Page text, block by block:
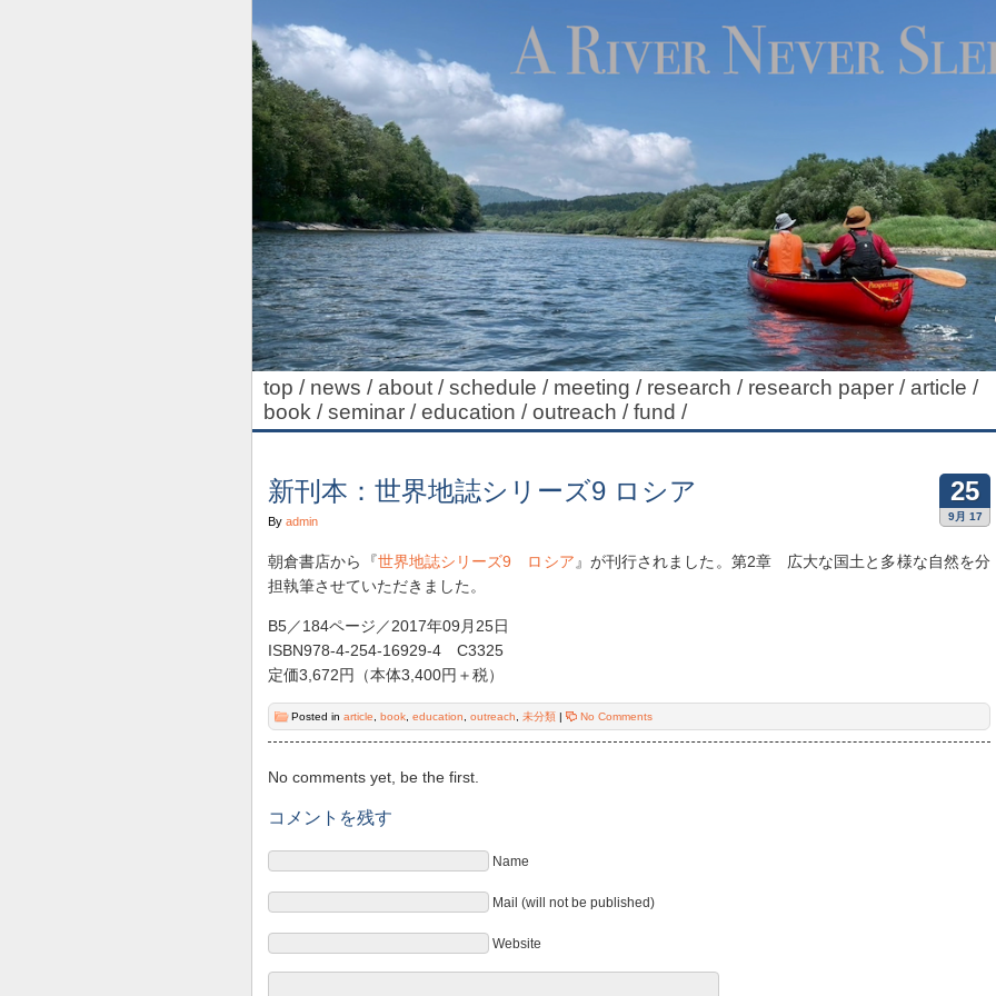
top / news /about /schedule / meeting / research / research paper /article /
book /seminar /education /outreach /fund /
25
9月 17
新刊本：世界地誌シリーズ9 ロシア
By admin
朝倉書店から『世界地誌シリーズ9 ロシア』が刊行されました。第2章 広大な国土と多様な自然を分
担執筆させていただきました。
B5／184ページ／2017年09月25日
ISBN978-4-254-16929-4 C3325
定価3,672円（本体3,400円＋税）
Posted in article, book, education, outreach, 未分類 | No Comments
No comments yet, be the first.
コメントを残す
Name
Mail (will not be published)
Website